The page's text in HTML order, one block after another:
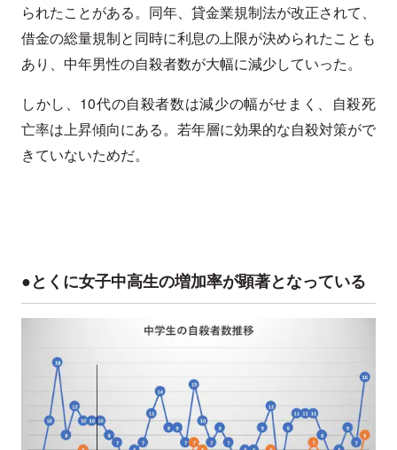
られたことがある。同年、貸金業規制法が改正されて、
借金の総量規制と同時に利息の上限が決められたことも
あり、中年男性の自殺者数が大幅に減少していった。
しかし、10代の自殺者数は減少の幅がせまく、自殺死
亡率は上昇傾向にある。若年層に効果的な自殺対策がで
きていないためだ。
●とくに女子中高生の増加率が顕著となっている